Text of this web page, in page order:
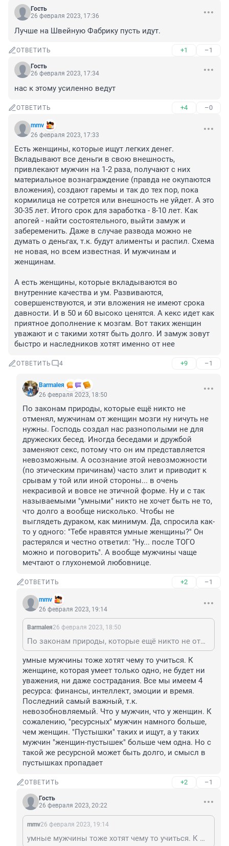
Гость
26 февраля 2023, 17:36
Лучше на Швейную Фабрику пусть идут.
ОТВЕТИТЬ +1 –1
Гость
26 февраля 2023, 17:34
нас к этому усиленно ведут
ОТВЕТИТЬ +4 –0
mmv
26 февраля 2023, 17:33
Есть женщины, которые ищут легких денег.
Вкладывают все деньги в свою внешность,
привлекают мужчин на 1-2 раза, получают с них
материальное вознаграждение (правда не окупаются
вложения), создают гаремы и так до тех пор, пока
кормилица не сотрется или внешность не уйдет. А это
30-35 лет. Итого срок для заработка - 8-10 лет. Как
апогей - найти состоятельного, выйти замуж и
забеременить. Даже в случае развода можно не
думать о деньгах, т.к. будут алименты и распил. Схема
не новая, но всем известная. И мужчинам и
женщинам.
А есть женщины, которые вкладываются во
внутренние качества и ум. Развиваются,
совершенствуются, и эти вложения не имеют срока
давности. И в 50 и 60 высоко ценятся. А кекс идет как
приятное дополнение к мозгам. Вот таких женщин
уважают и с такими хотят быть долго. И замуж зовут
быстро и наследников хотят именно от нее
ОТВЕТИТЬ 4 +9 –1
Barmaleя
26 февраля 2023, 18:50
По законам природы, которые ещё никто не
отменял, мужчинам от женщин мозги ну ничуть не
нужны. Господь создал нас разнополыми не для
дружеских бесед. Иногда беседами и дружбой
заменяют секс, потому что он им представляется
невозможным. А осознание этой невозможности
(по этическим причинам) часто злит и приводит к
срывам у той или иной стороны... в очень
некрасивой и вовсе не этичной форме. Ну и с так
называемыми "умными" никто не хочет быть не то,
что долго а вообще нисколько. Чтобы не
выглядеть дураком, как минимум. Да, спросила как-
то у одного: "Тебе нравятся умные женщины?" Он
растерялся и честно ответил: "Ну... после ТОГО
можно и поговорить". А вообще мужчины чаще
мечтают о глухонемой любовнице.
ОТВЕТИТЬ +2 –1
mmv
26 февраля 2023, 19:14
Barmaleя26 февраля 2023, 18:50
По законам природы, которые ещё никто не отменял, мужчинам от женщин мозги ну ничуть не нужны. Господь создал нас разнополыми не для дружеских бесед. Иногда беседами и дружбой заменяют секс, потому что он им представляется невозможным. А осознание этой невозможности (по этическим причинам) часто злит и приводит к срывам у той или иной стороны... в очень некрасивой и вовсе не этичной форме. Ну и с так называемыми "умными" никто не хочет быть не то, что долго а вообще нисколько. Чтобы не выглядеть дураком, как минимум. Да, спросила как-то у одного: "Тебе нравятся умные женщины?" Он растерялся и честно ответил: "Ну... после ТОГО можно и поговорить". А вообще мужчины чаще мечтают о глухонемой любовнице.
умные мужчины тоже хотят чему то учиться. К
женщине, которая умеет только одно, не будет ни
уважения, ни даже сострадания. Все мы имеем 4
ресурса: финансы, интеллект, эмоции и время.
Последний самый важный, т.к.
невозобновляемый. Что у мужчин, что у женщин. К
сожалению, "ресурсных" мужчин намного больше,
чем женщин. "Пустышки" таких и ищут, а у таких
мужчин "женщин-пустышек" больше чем одна. Но с
такой же ресурсной может быть долго, и смысл в
пустышках пропадает
ОТВЕТИТЬ +2 –1
Гость
26 февраля 2023, 20:22
mmv26 февраля 2023, 19:14
умные мужчины тоже хотят чему то учиться. К женщине, которая умеет только одно, не будет ни уважения, ни даже сострадания. Все мы имеем 4 ресурса: финансы, интеллект, эмоции и время. Последний самый важный, т.к. невозобновляемый. Что у мужчин, что у женщин. К сожалению, "ресурсных" мужчин намного больше, чем женщин. "Пустышки" таких и ищут, а у таких мужчин "женщин-пустышек" больше чем одна. Но с такой же ресурсной может быть долго, и смысл в пустышках пропадает